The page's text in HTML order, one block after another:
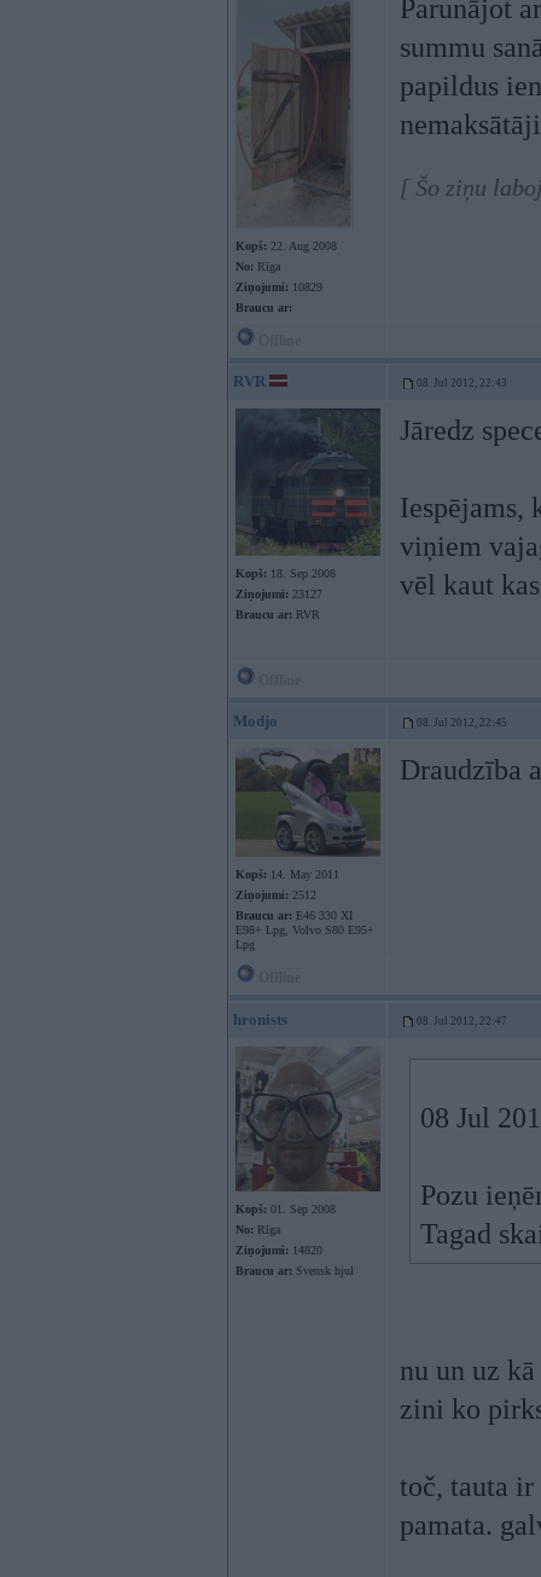
Kopš: 22. Aug 2008
No: Rīga
Ziņojumi: 10829
Braucu ar:
Parunājot
summu
papildus
[ Šo ziņu
RVR 08. Jul 2012, 22:43
Kopš: 18. Sep 2008
Ziņojumi: 23127
Braucu ar: RVR
Jāredz
Iespējams,
viņiem
vēl kaut
Modjo 08. Jul 2012, 22:45
Kopš: 14. May 2011
Ziņojumi: 2512
Braucu ar: E46 330 XI
E98+ Lpg, Volvo S80 E95+
Lpg
Draudzība
hronists 08. Jul 2012, 22:47
Kopš: 01. Sep 2008
No: Rīga
Ziņojumi: 14820
Braucu ar: Svensk hjul
08 Jul
Pozu
Tagad
nu un uz
zini ko
toč, tauta ir
pamata.